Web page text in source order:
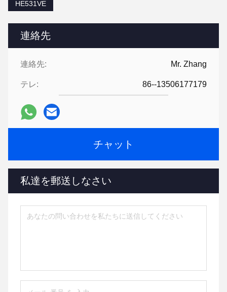
連絡先
連絡先: Mr. Zhang
テレ: 86--13506177179
チャット
私達を郵送しなさい
HE531VE